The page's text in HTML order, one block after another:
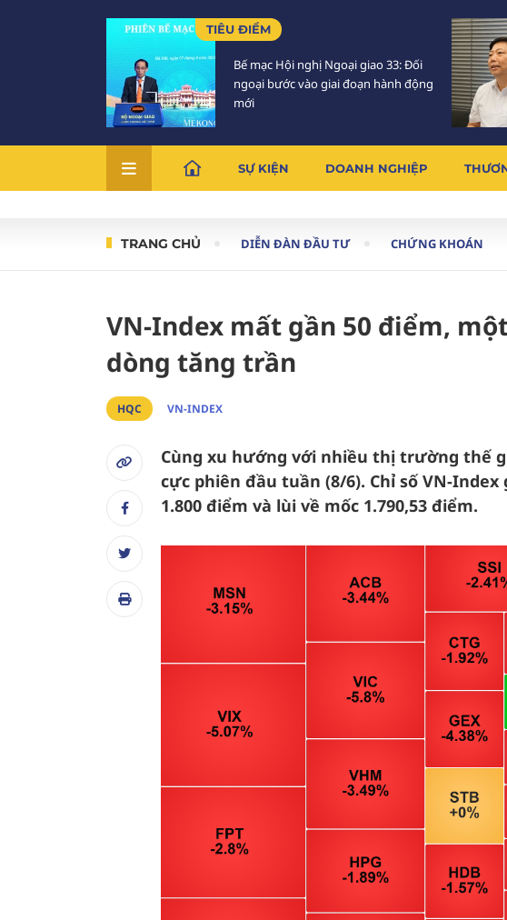
TIÊU ĐIỂM
Bế mạc Hội nghị Ngoại giao 33: Đối
ngoại bước vào giai đoạn hành động
mới
SỰ KIỆN DOANH NGHIỆP
TRANG CHỦ DIỄN ĐÀN ĐẦU TƯ CHỨNG KHOÁN
VN-Index mất gần 50 điểm,
dòng tăng trần
HQC VN-INDEX
Cùng xu hướng với nhiều thị trường thế
cực phiên đầu tuần (8/6). Chỉ số VN-
1.800 điểm và lùi về mốc 1.790,53 điểm.